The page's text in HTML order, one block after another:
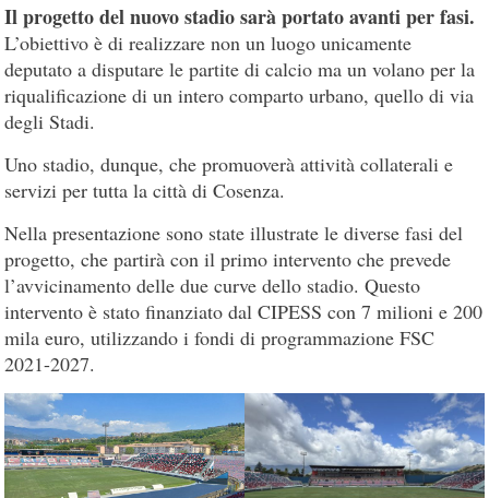
Il progetto del nuovo stadio sarà portato avanti per fasi.
L’obiettivo è di realizzare non un luogo unicamente
deputato a disputare le partite di calcio ma un volano per la
riqualificazione di un intero comparto urbano, quello di via
degli Stadi.
Uno stadio, dunque, che promuoverà attività collaterali e
servizi per tutta la città di Cosenza.
Nella presentazione sono state illustrate le diverse fasi del
progetto, che partirà con il primo intervento che prevede
l’avvicinamento delle due curve dello stadio. Questo
intervento è stato finanziato dal CIPESS con 7 milioni e 200
mila euro, utilizzando i fondi di programmazione FSC
2021-2027.